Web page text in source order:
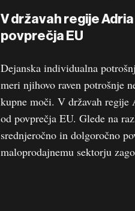
V državah regije
povprečja EU
Dejanska individualna
meri njihovo raven potrošnje
kupne moči. V državah regije
od povprečja EU. Glede na
srednjeročno in dolgoročno
maloprodajnemu sektorju